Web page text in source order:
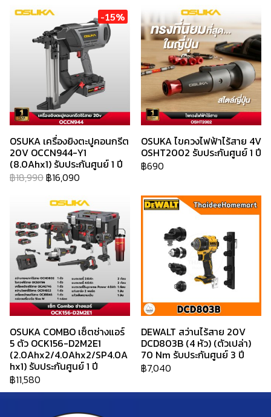
-15%
OSUKA เครื่องยิงตะปูคอนกรีต
20V OCCN944-Y1
(8.0Ahx1) รับประกันศูนย์ 1 ปี
฿18,990฿16,090
OSUKA ไขควงไฟฟ้าไร้สาย 4V
OSHT2002 รับประกันศูนย์ 1 ปี
฿690
OSUKA COMBO เซ็ตช่างแอร์
5 ตัว OCK156-D2M2E1
(2.0Ahx2/4.0Ahx2/SP4.0A
hx1) รับประกันศูนย์ 1 ปี
฿11,580
DEWALT สว่านไร้สาย 20V
DCD803B (4 หัว) (ตัวเปล่า)
70 Nm รับประกันศูนย์ 3 ปี
฿7,040